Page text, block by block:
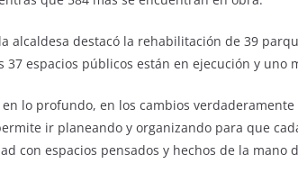
alcaldesa destacó la rehabilitación de 39
espacios públicos están en ejecución y uno
lo profundo, en los cambios
ir planeando y organizando para que
con espacios pensados y hechos de la mano